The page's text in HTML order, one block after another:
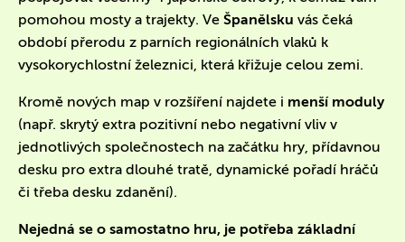
pomohou mosty a trajekty. Ve Španělsku vás čeká
období přerodu z parních regionálních vlaků k
vysokorychlostní železnici, která křižuje celou zemi.
Kromě nových map v rozšíření najdete i menší moduly
(např. skrytý extra pozitivní nebo negativní vliv v
jednotlivých společnostech na začátku hry, přídavnou
desku pro extra dlouhé tratě, dynamické pořadí hráčů
či třeba desku zdanění).
Nejedná se o samostatno hru, je potřeba základní